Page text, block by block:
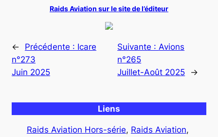
Raids Aviation sur le site de l’éditeur
← Précédente : Icare
n°273
Juin 2025
Suivante : Avions
n°265
Juillet-Août 2025
→
Liens
Raids Aviation Hors-série, Raids Aviation